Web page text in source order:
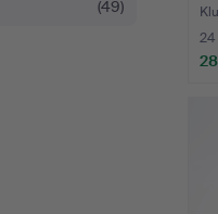
(49)
24